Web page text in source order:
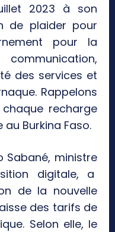
2023 à son
de plaider pour
pour la
des services et
Rappelons
recharge
Burkina Faso.
Sabané, ministre
digitale, a
de la nouvelle
des tarifs de
Selon elle, le